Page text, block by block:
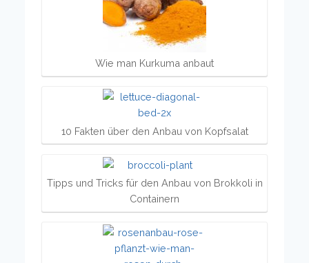
Wie man Kurkuma anbaut
10 Fakten über den Anbau von Kopfsalat
Tipps und Tricks für den Anbau von Brokkoli in
Containern